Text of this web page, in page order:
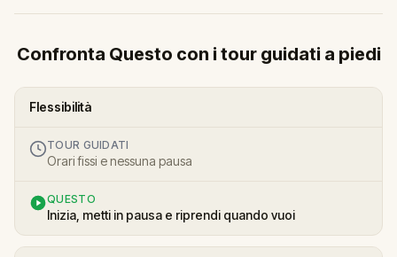
Confronta Questo con i tour guidati a piedi
Flessibilità
TOUR GUIDATI
Orari fissi e nessuna pausa
QUESTO
Inizia, metti in pausa e riprendi quando vuoi